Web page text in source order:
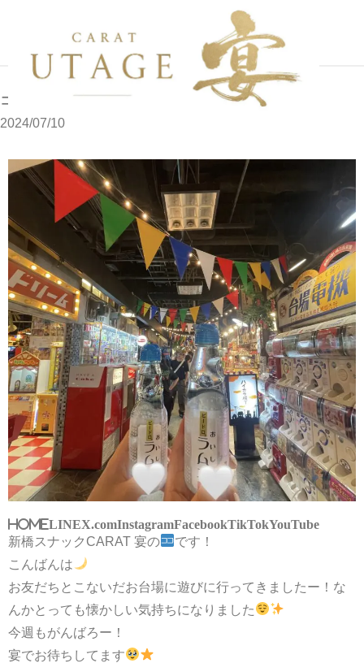
ホーム 写メブログ ココ
ココ
2024/07/10
HOMELINEX.comInstagramFacebookTikTokYouTube
新橋スナックCARAT 宴の
です！
こんばんは
お友だちとこないだお台場に遊びに行ってきましたー！な
んかとっても懐かしい気持ちになりました
今週もがんばろー！
宴でお待ちしてます